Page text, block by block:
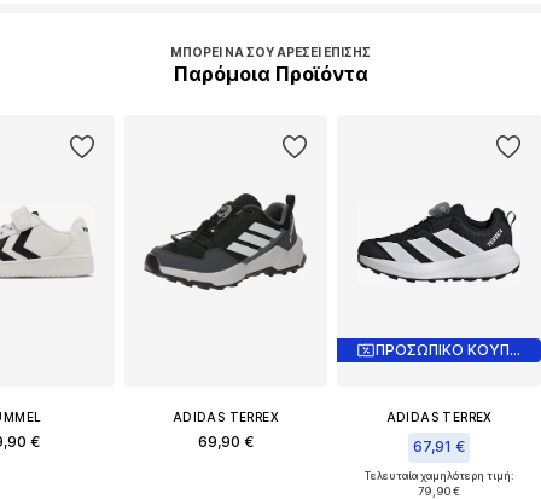
ΜΠΟΡΕΊ ΝΑ ΣΟΥ ΑΡΈΣΕΙ ΕΠΊΣΗΣ
Παρόμοια Προϊόντα
€
ADIDAS TERREX
69,90 €
ΠΡΟΣΩΠΙΚΟ ΚΟΥΠΟΝΙ
ADIDAS TERREX
67,91 €
Τελευταία χαμηλότερη τιμή:
79,90 €